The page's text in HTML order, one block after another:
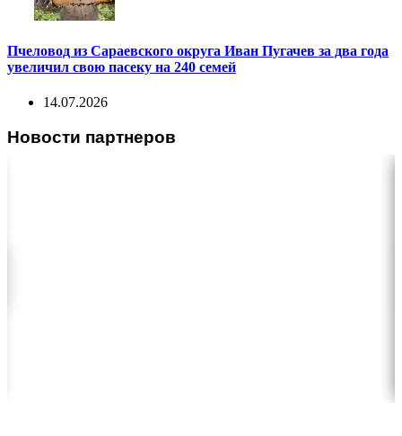
Пчеловод из Сараевского округа Иван Пугачев за два года
увеличил свою пасеку на 240 семей
14.07.2026
Новости партнеров